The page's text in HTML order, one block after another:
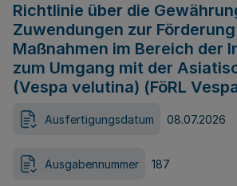
Richtlinie über die
Zuwendungen zur
Maßnahmen im Bereich der
zum Umgang mit der
(Vespa velutina) (FöRL
Ausfertigungsdatum 08.07.2026
Ausgabennummer 187